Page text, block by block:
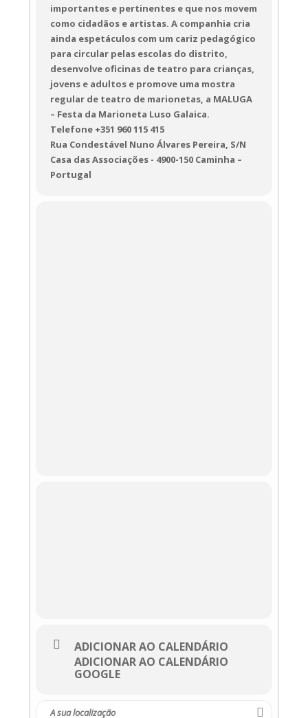
importantes e pertinentes e que nos movem
como cidadãos e artistas. A companhia cria
ainda espetáculos com um cariz pedagógico
para circular pelas escolas do distrito,
desenvolve oficinas de teatro para crianças,
jovens e adultos e promove uma mostra
regular de teatro de marionetas, a MALUGA
– Festa da Marioneta Luso Galaica.
Telefone +351 960 115 415
Rua Condestável Nuno Álvares Pereira, S/N
Casa das Associações - 4900-150 Caminha –
Portugal
ADICIONAR AO CALENDÁRIO
ADICIONAR AO CALENDÁRIO
GOOGLE